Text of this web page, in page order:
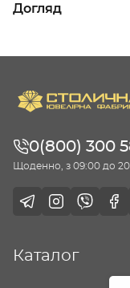
Догляд
0(800) 300
Щоденно, з 09:00 до
Каталог